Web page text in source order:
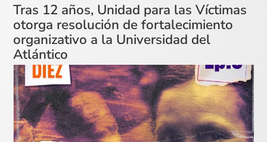
Tras 12 años, Unidad para las Víctimas
otorga resolución de fortalecimiento
organizativo a la Universidad del
Atlántico